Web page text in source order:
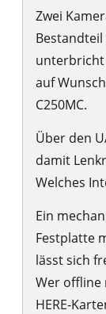
Zwei
unterbricht
auf
C250MC.
Über den
damit
Welches
Ein
Festplatte
lässt sich
Wer offline
HERE-